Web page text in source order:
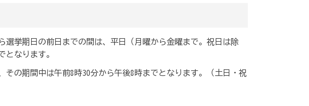
挙期日の前日までの間は、平日（月曜から金曜まで。祝日は除
となります。
その期間中は午前8時30分から午後8時までとなります。（土日・祝